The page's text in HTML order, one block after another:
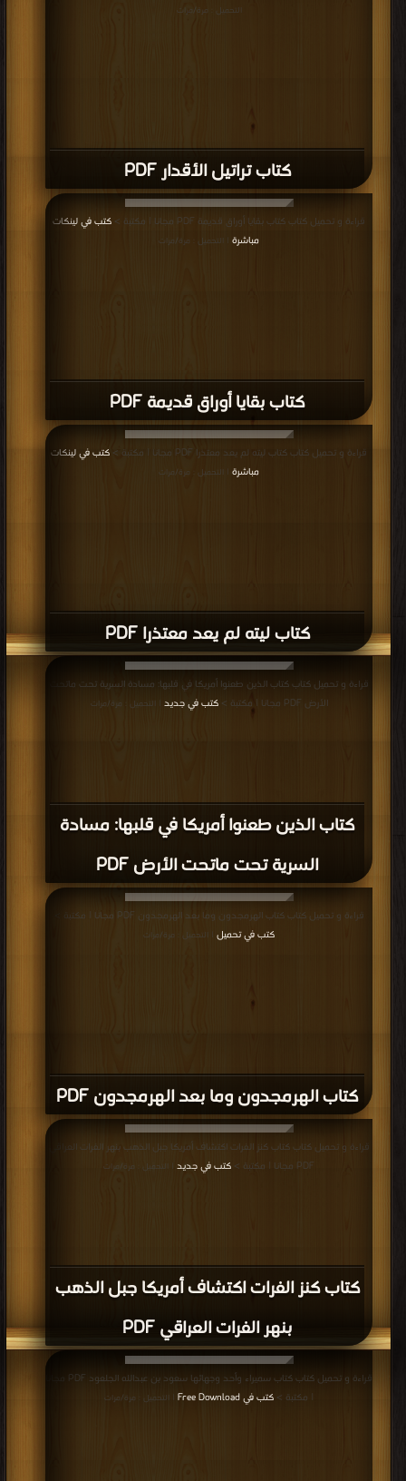
كتاب تراتيل الأقدار PDF
التحميل : مرة/مرات
كتاب بقايا أوراق قديمة PDF
قراءة و تحميل كتاب كتاب بقايا أوراق قديمة PDF مجانا | مكتبة >
كتب في لينكات
مباشرة
| التحميل : مرة/مرات
كتاب ليته لم يعد معتذرا PDF
قراءة و تحميل كتاب كتاب ليته لم يعد معتذرا PDF مجانا | مكتبة >
كتب في لينكات
مباشرة
| التحميل : مرة/مرات
كتاب الذين طعنوا أمريكا في قلبها: مسادة
السرية تحت ماتحت الأرض PDF
قراءة و تحميل كتاب كتاب الذين طعنوا أمريكا في قلبها: مسادة السرية تحت ماتحت
الأرض PDF مجانا | مكتبة >
كتب في جديد | التحميل : مرة/مرات
كتاب الهرمجدون وما بعد الهرمجدون PDF
قراءة و تحميل كتاب كتاب الهرمجدون وما بعد الهرمجدون PDF مجانا | مكتبة >
كتب في تحميل
| التحميل : مرة/مرات
كتاب كنز الفرات اكتشاف أمريكا جبل الذهب
بنهر الفرات العراقي PDF
قراءة و تحميل كتاب كتاب كنز الفرات اكتشاف أمريكا جبل الذهب بنهر الفرات العراقي
PDF مجانا | مكتبة >
كتب في جديد | التحميل : مرة/مرات
| مكتبة > كتب في Free Download | التحميل : مرة/مرات